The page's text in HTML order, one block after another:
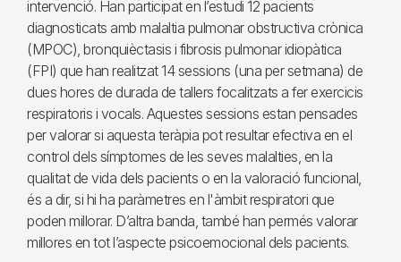
intervenció. Han participat en l’estudi 12 pacients
diagnosticats amb malaltia pulmonar obstructiva crònica
(MPOC), bronquièctasis i fibrosis pulmonar idiopàtica
(FPI) que han realitzat 14 sessions (una per setmana) de
dues hores de durada de tallers focalitzats a fer exercicis
respiratoris i vocals. Aquestes sessions estan pensades
per valorar si aquesta teràpia pot resultar efectiva en el
control dels símptomes de les seves malalties, en la
qualitat de vida dels pacients o en la valoració funcional,
és a dir, si hi ha paràmetres en l'àmbit respiratori que
poden millorar. D’altra banda, també han permés valorar
millores en tot l’aspecte psicoemocional dels pacients.